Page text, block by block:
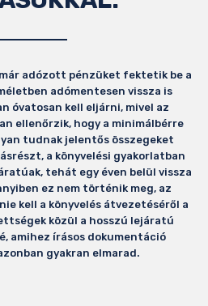
adózott pénzüket fektetik be a
adómentesen vissza is
óvatosan kell eljárni, mivel az
ellenőrzik, hogy a minimálbérre
tudnak jelentős összegeket
a könyvelési gyakorlatban
tehát egy éven belül vissza
ez nem történik meg, az
kell a könyvelés átvezetéséről a
közül a hosszú lejáratú
amihez írásos dokumentáció
gyakran elmarad.